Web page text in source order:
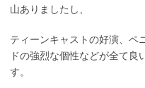
山ありましたし、
ティーンキャストの好演、ペ
ドの強烈な個性などが全て良
す。